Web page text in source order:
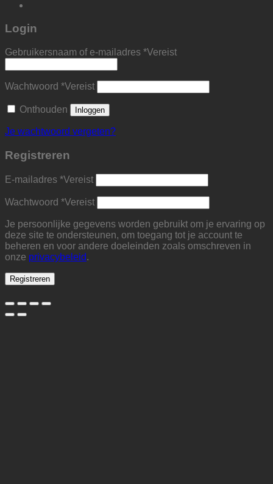
Login
Gebruikersnaam of e-mailadres *Vereist
Wachtwoord *Vereist
Onthouden Inloggen
Je wachtwoord vergeten?
Registreren
E-mailadres *Vereist
Wachtwoord *Vereist
Je persoonlijke gegevens worden gebruikt om je ervaring op
deze site te ondersteunen, om toegang tot je account te
beheren en voor andere doeleinden zoals omschreven in
onze privacybeleid.
Registreren